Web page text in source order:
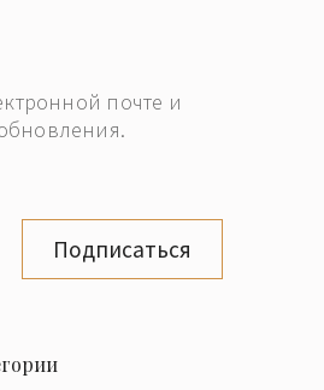
почте и
Подписаться